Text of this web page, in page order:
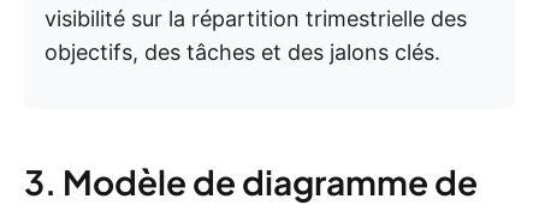
visibilité sur la répartition trimestrielle des
objectifs, des tâches et des jalons clés.
3. Modèle de diagramme de